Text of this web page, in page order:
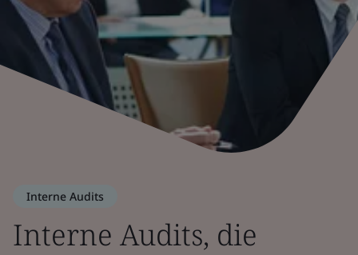
Interne Audits
Interne Audits, die